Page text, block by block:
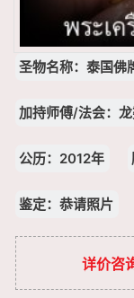
圣物名称：泰国佛
加持师傅/法会：
公历：2012年
鉴定：恭请照片
详价咨